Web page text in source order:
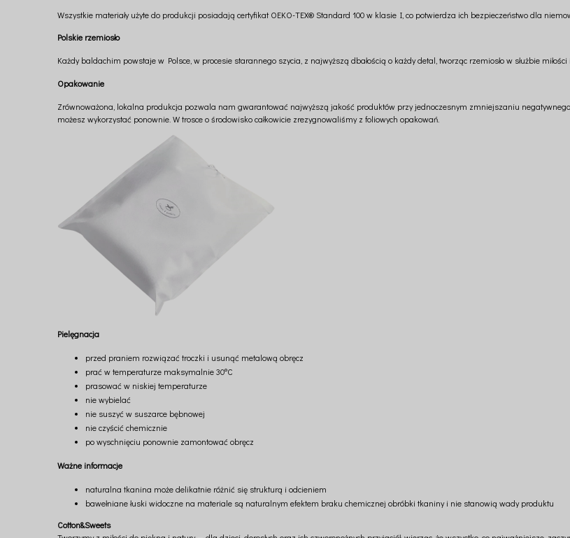
Wszystkie materiały użyte do produkcji posiadają certyfikat OEKO-TEX® Standard 100 w klasie I, co potwierdza ich bezpieczeństwo dla
Polskie rzemiosło
Każdy baldachim powstaje w Polsce, w procesie starannego szycia, z najwyższą dbałością o każdy detal, tworząc rzemiosło w służbie
Opakowanie
Zrównoważona, lokalna produkcja pozwala nam gwarantować najwyższą jakość produktów przy jednoczesnym zmniejszaniu
możesz wykorzystać ponownie. W trosce o środowisko całkowicie zrezygnowaliśmy z foliowych opakowań.
Pielęgnacja
przed praniem rozwiązać troczki i usunąć metalową obręcz
prać w temperaturze maksymalnie 30°C
prasować w niskiej temperaturze
nie wybielać
nie suszyć w suszarce bębnowej
nie czyścić chemicznie
po wyschnięciu ponownie zamontować obręcz
Ważne informacje
naturalna tkanina może delikatnie różnić się strukturą i odcieniem
bawełniane łuski widoczne na materiale są naturalnym efektem braku chemicznej obróbki tkaniny i nie stanowią wady produktu
Cotton&Sweets